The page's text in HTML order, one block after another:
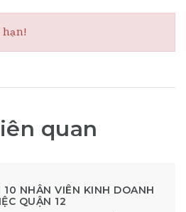
hạn!
quan
10 NHÂN VIÊN KINH DOANH
QUẬN 12